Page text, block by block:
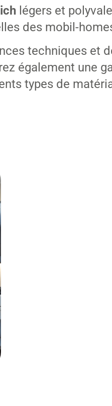
légers et
des mobil-
techniques et
également une
types de